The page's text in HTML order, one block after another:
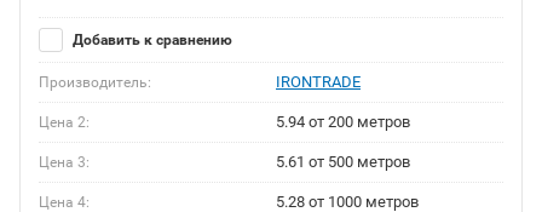
Добавить к сравнению
Производитель: IRONTRADE
Цена 2: 5.94 от 200 метров
Цена 3: 5.61 от 500 метров
Цена 4: 5.28 от 1000 метров